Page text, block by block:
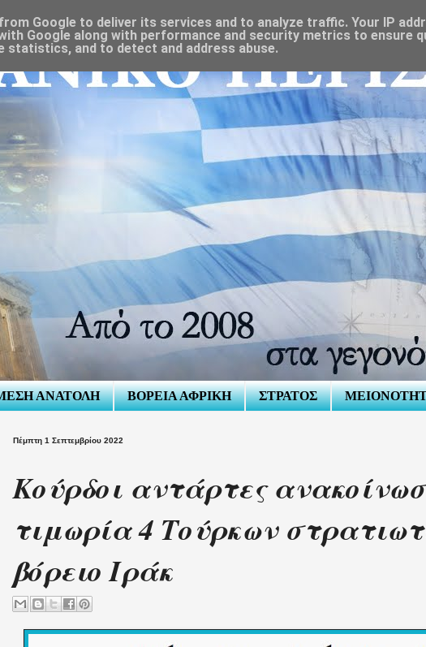
ΑΝΑΤΟΛΗ ΒΟΡΕΙΑ ΑΦΡΙΚΗ ΣΤΡΑΤΟΣ
Πέμπτη 1 Σεπτεμβρίου 2022
Κούρδοι αντάρτες
τιμωρία 4 Τούρκων
βόρειο Ιράκ
Google to deliver its services and to analyze traffic. Your IP
Google along with performance and security metrics to ensure
statistics, and to detect and address abuse.